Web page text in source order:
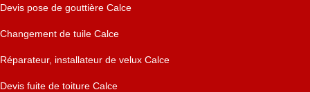
Devis pose de gouttière Calce
Changement de tuile Calce
Réparateur, installateur de velux Calce
Devis fuite de toiture Calce